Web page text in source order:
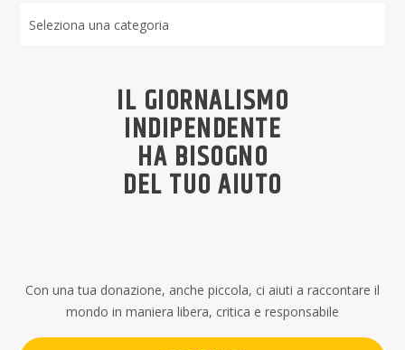
IL GIORNALISMO
INDIPENDENTE
HA BISOGNO
DEL TUO AIUTO
Con una tua donazione, anche piccola, ci aiuti a raccontare il
mondo in maniera libera, critica e responsabile